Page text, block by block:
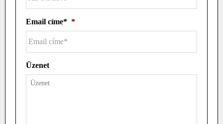
Email címe* *
Üzenet